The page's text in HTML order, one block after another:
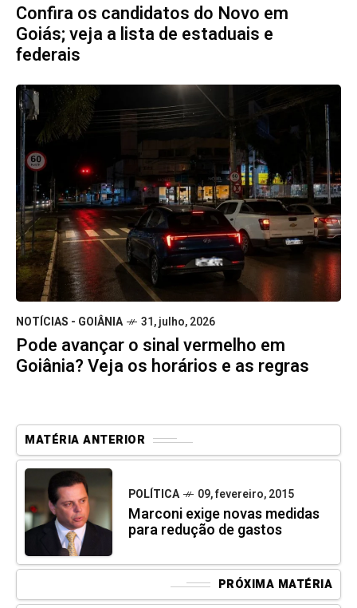
Confira os candidatos do Novo em
Goiás; veja a lista de estaduais e
federais
NOTÍCIAS - GOIÂNIA 31, julho, 2026
Pode avançar o sinal vermelho em
Goiânia? Veja os horários e as regras
MATÉRIA ANTERIOR
POLÍTICA 09, fevereiro, 2015
Marconi exige novas medidas
para redução de gastos
PRÓXIMA MATÉRIA